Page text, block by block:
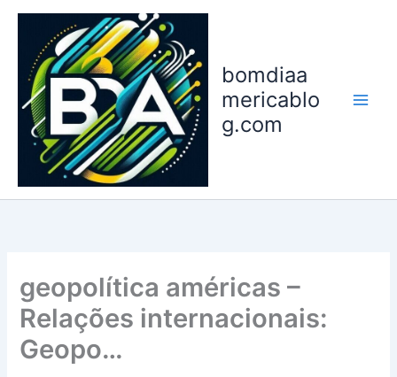
conteúdo
bomdiaa
mericablo
g.com
geopolítica américas –
Relações internacionais:
Geopo…